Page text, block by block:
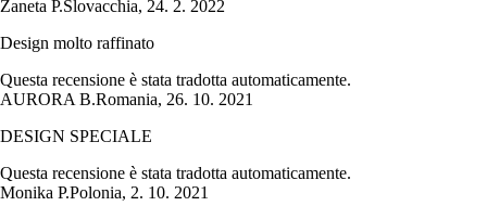
Žaneta P.Slovacchia, 24. 2. 2022
Design molto raffinato
Questa recensione è stata tradotta automaticamente.
AURORA B.Romania, 26. 10. 2021
DESIGN SPECIALE
Questa recensione è stata tradotta automaticamente.
Monika P.Polonia, 2. 10. 2021